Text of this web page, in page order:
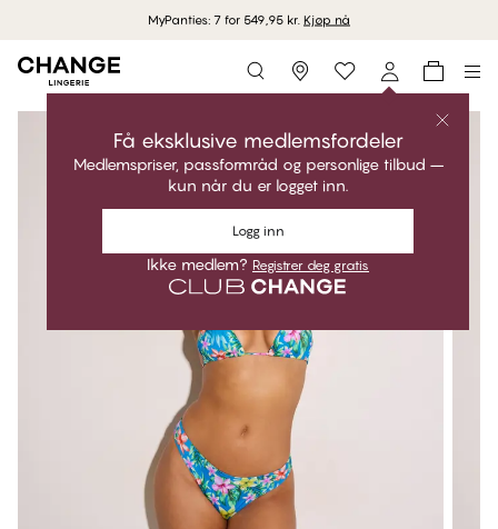
MyPanties: 7 for 549,95 kr. Kjøp nå
Storefinder
Få eksklusive medlemsfordeler
Medlemspriser, passformråd og personlige tilbud –
kun når du er logget inn.
Logg inn
Ikke medlem? Registrer deg gratis